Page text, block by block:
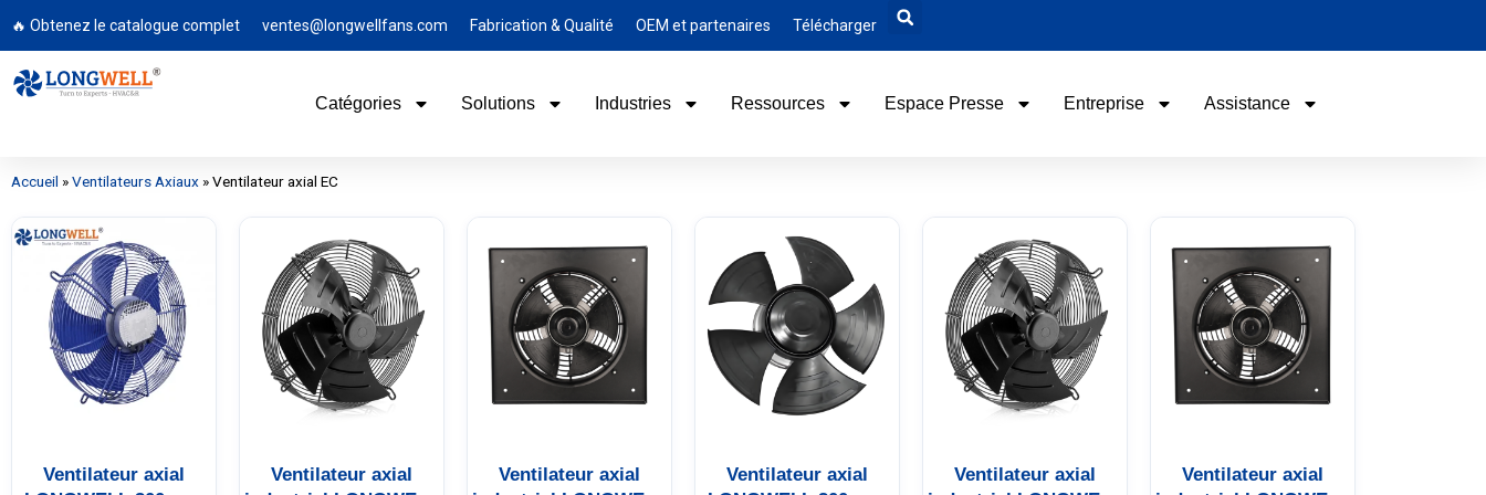
🔥 Obtenez le catalogue complet ventes@longwellfans.com Fabrication & Qualité OEM et partenaires Télécharger
Catégories Solutions Industries Ressources Espace Presse Entreprise Assistance
Accueil »Ventilateurs Axiaux »Ventilateur axial EC
Ventilateur axial
Ventilateur axial
Ventilateur axial
Ventilateur axial
Ventilateur axial
Ventilateur axial
Téléphone / WhatsApp
Vos besoins